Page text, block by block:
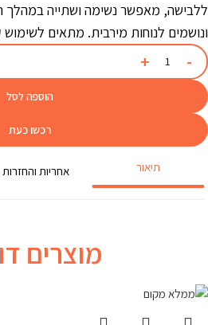
ללבישה, מאפשר נשימה ושתייה במהלך
ונושמים לנוחות מירבית. מתאים לשימוש
הוספה לסל
רכשו כעת
תיאור אחריות והחזרות
מוצרים